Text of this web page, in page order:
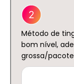
Método de
bom nível,
grossa/